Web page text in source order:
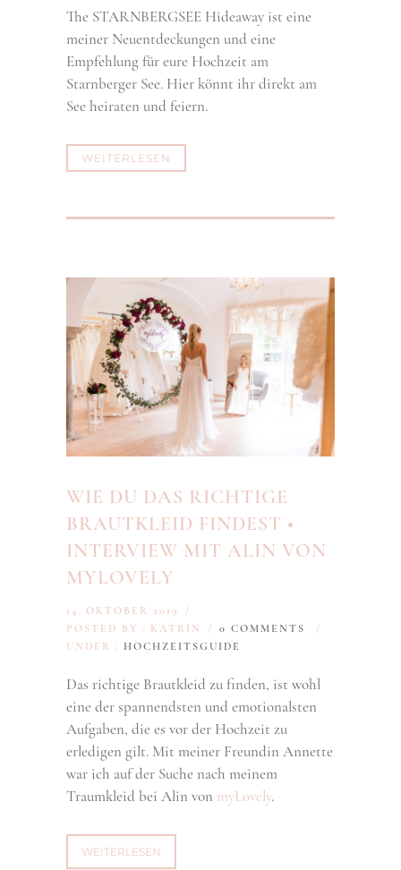
The STARNBERGSEE Hideaway ist eine
meiner Neuentdeckungen und eine
Empfehlung für eure Hochzeit am
Starnberger See. Hier könnt ihr direkt am
See heiraten und feiern.
WEITERLESEN
WIE DU DAS RICHTIGE
BRAUTKLEID FINDEST •
INTERVIEW MIT ALIN VON
MYLOVELY
14. OKTOBER 2019
/
POSTED BY : KATRIN
/ 0 COMMENTS
/
UNDER : HOCHZEITSGUIDE
Das richtige Brautkleid zu finden, ist wohl
eine der spannendsten und emotionalsten
Aufgaben, die es vor der Hochzeit zu
erledigen gilt. Mit meiner Freundin Annette
war ich auf der Suche nach meinem
Traumkleid bei Alin von myLovely.
WEITERLESEN